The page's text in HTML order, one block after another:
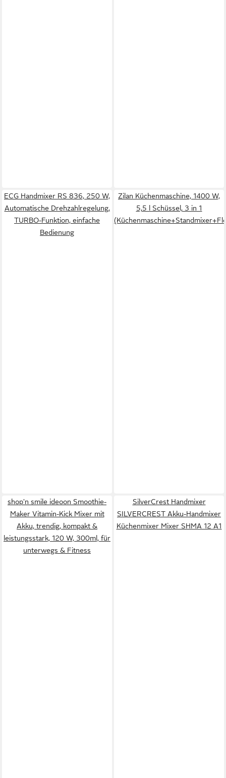
ECG Handmixer RS 836, 250 W,
Automatische Drehzahlregelung,
TURBO-Funktion, einfache
Bedienung
Zilan Küchenmaschine, 1400 W,
5,5 l Schüssel, 3 in 1
shop'n smile ideoon Smoothie-
Maker Vitamin-Kick Mixer mit
Akku, trendig, kompakt &
leistungsstark, 120 W, 300ml, für
unterwegs & Fitness
SilverCrest Handmixer
SILVERCREST Akku-Handmixer
Küchenmixer Mixer SHMA 12 A1